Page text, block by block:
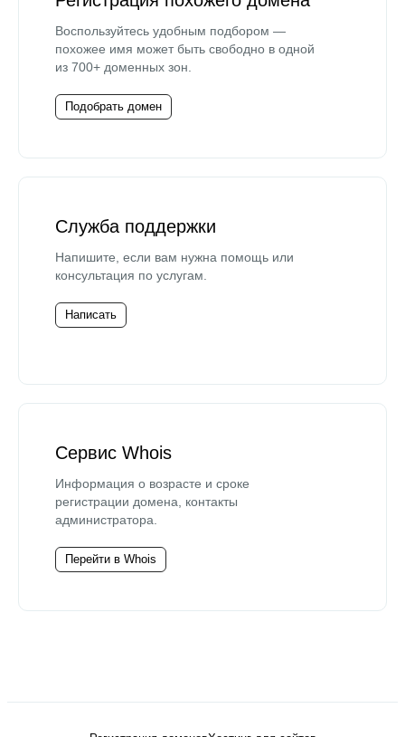
Воспользуйтесь удобным подбором —
похожее имя может быть свободно в одной
из 700+ доменных зон.
Подобрать домен
Служба поддержки
Напишите, если вам нужна помощь или
консультация по услугам.
Написать
Сервис Whois
Информация о возрасте и сроке
регистрации домена, контакты
администратора.
Перейти в Whois